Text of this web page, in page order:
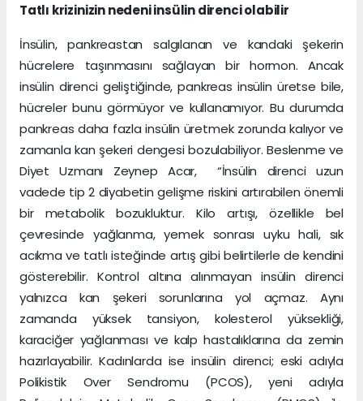
Tatlı krizinizin nedeni insülin direnci olabilir
İnsülin, pankreastan salgılanan ve kandaki şekerin
hücrelere taşınmasını sağlayan bir hormon. Ancak
insülin direnci geliştiğinde, pankreas insülin üretse bile,
hücreler bunu görmüyor ve kullanamıyor. Bu durumda
pankreas daha fazla insülin üretmek zorunda kalıyor ve
zamanla kan şekeri dengesi bozulabiliyor. Beslenme ve
Diyet Uzmanı Zeynep Acar, “İnsülin direnci uzun
vadede tip 2 diyabetin gelişme riskini artırabilen önemli
bir metabolik bozukluktur. Kilo artışı, özellikle bel
çevresinde yağlanma, yemek sonrası uyku hali, sık
acıkma ve tatlı isteğinde artış gibi belirtilerle de kendini
gösterebilir. Kontrol altına alınmayan insülin direnci
yalnızca kan şekeri sorunlarına yol açmaz. Aynı
zamanda yüksek tansiyon, kolesterol yüksekliği,
karaciğer yağlanması ve kalp hastalıklarına da zemin
hazırlayabilir. Kadınlarda ise insülin direnci; eski adıyla
Polikistik Over Sendromu (PCOS), yeni adıyla